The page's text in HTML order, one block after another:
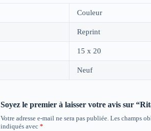
Couleur
Reprint
15 x 20
Neuf
Soyez le premier à laisser votre avis sur
Votre adresse e-mail ne sera pas publiée. Les champs
indiqués avec *